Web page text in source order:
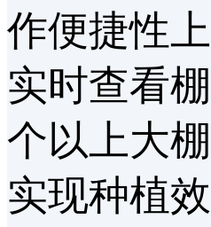
作便捷性
实时查看
个以上大
实现种植